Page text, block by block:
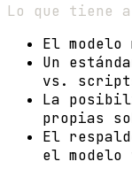
Lo que tiene
El
Un
vs.
La
propias
El
el modelo